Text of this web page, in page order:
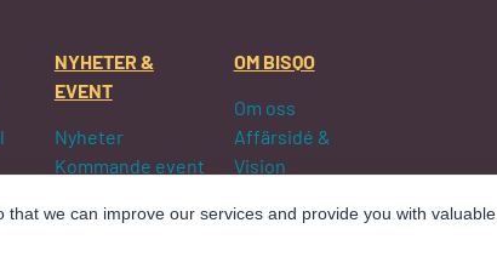
NYHETER &
EVENT
Nyheter
Kommande event
event
OM BISQO
Om oss
Affärsidé &
Vision
Våra Partners
we can improve our services and provide you with valuable